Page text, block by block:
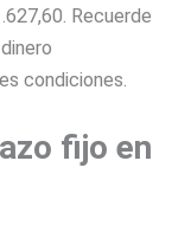
Recuerde
condiciones.
fijo en